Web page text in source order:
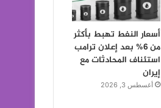
أسعار النفط تهبط بأكثر
من 6% بعد إعلان ترامب
استئناف المحادثات مع
إيران
أغسطس 3, 2026